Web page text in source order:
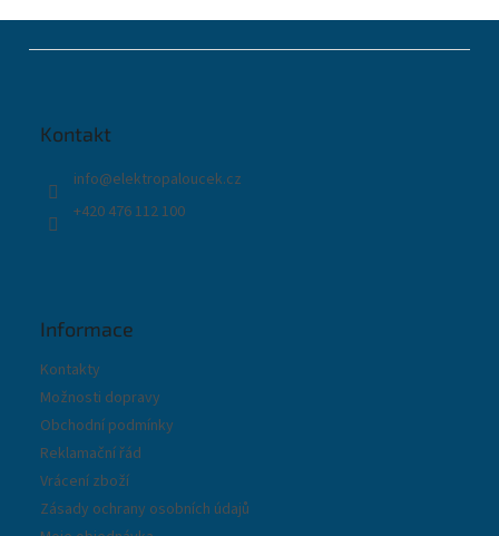
Kontakt
info@elektropaloucek.cz
+420 476 112 100
Informace
Kontakty
Možnosti dopravy
Obchodní podmínky
Reklamační řád
Vrácení zboží
Zásady ochrany osobních údajů